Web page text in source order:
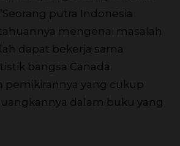
putra Indonesia
mengenai masalah
dapat bekerja sama
bangsa Canada.
pemikirannya yang cukup
dalam buku yang